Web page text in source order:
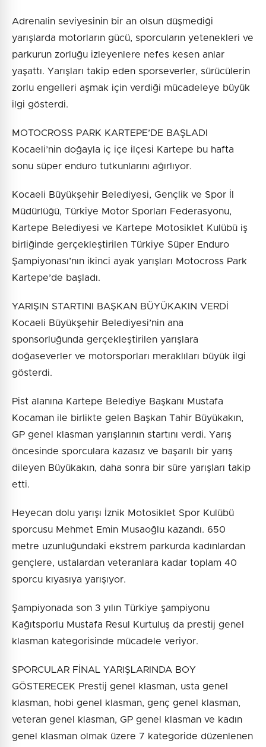
Adrenalin seviyesinin bir an olsun düşmediği
yarışlarda motorların gücü, sporcuların yetenekleri ve
parkurun zorluğu izleyenlere nefes kesen anlar
yaşattı. Yarışları takip eden sporseverler, sürücülerin
zorlu engelleri aşmak için verdiği mücadeleye büyük
ilgi gösterdi.
MOTOCROSS PARK KARTEPE’DE BAŞLADI
Kocaeli’nin doğayla iç içe ilçesi Kartepe bu hafta
sonu süper enduro tutkunlarını ağırlıyor.
Kocaeli Büyükşehir Belediyesi, Gençlik ve Spor İl
Müdürlüğü, Türkiye Motor Sporları Federasyonu,
Kartepe Belediyesi ve Kartepe Motosiklet Kulübü iş
birliğinde gerçekleştirilen Türkiye Süper Enduro
Şampiyonası’nın ikinci ayak yarışları Motocross Park
Kartepe’de başladı.
YARIŞIN STARTINI BAŞKAN BÜYÜKAKIN VERDİ
Kocaeli Büyükşehir Belediyesi’nin ana
sponsorluğunda gerçekleştirilen yarışlara
doğaseverler ve motorsporları meraklıları büyük ilgi
gösterdi.
Pist alanına Kartepe Belediye Başkanı Mustafa
Kocaman ile birlikte gelen Başkan Tahir Büyükakın,
GP genel klasman yarışlarının startını verdi. Yarış
öncesinde sporculara kazasız ve başarılı bir yarış
dileyen Büyükakın, daha sonra bir süre yarışları takip
etti.
Heyecan dolu yarışı İznik Motosiklet Spor Kulübü
sporcusu Mehmet Emin Musaoğlu kazandı. 650
metre uzunluğundaki ekstrem parkurda kadınlardan
gençlere, ustalardan veteranlara kadar toplam 40
sporcu kıyasıya yarışıyor.
Şampiyonada son 3 yılın Türkiye şampiyonu
Kağıtsporlu Mustafa Resul Kurtuluş da prestij genel
klasman kategorisinde mücadele veriyor.
SPORCULAR FİNAL YARIŞLARINDA BOY
GÖSTERECEK Prestij genel klasman, usta genel
klasman, hobi genel klasman, genç genel klasman,
veteran genel klasman, GP genel klasman ve kadın
genel klasman olmak üzere 7 kategoride düzenlenen